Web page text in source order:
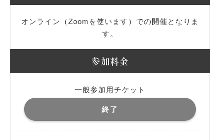
オンライン（Zoomを使います）での開催となりま
す。
参加料金
一般参加用チケット
終了